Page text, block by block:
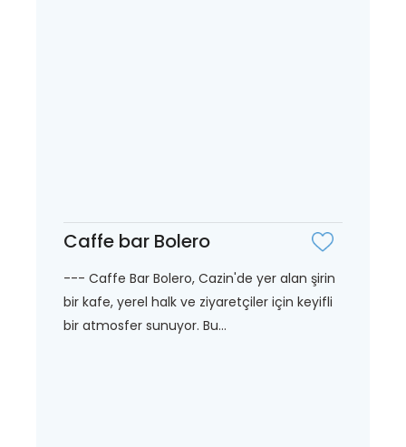
Caffe bar Bolero
--- Caffe Bar Bolero, Cazin'de yer alan şirin
bir kafe, yerel halk ve ziyaretçiler için keyifli
bir atmosfer sunuyor. Bu...